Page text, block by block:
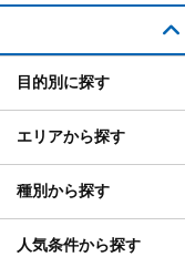
目的別に探す
エリアから探す
種別から探す
人気条件から探す